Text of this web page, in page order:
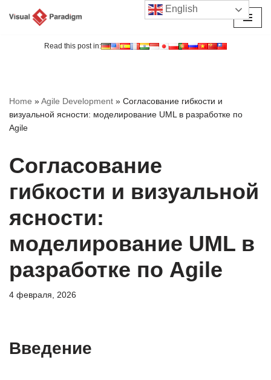
Read this post in:
Home »Agile Development » Согласование гибкости и
визуальной ясности: моделирование UML в разработке по
Agile
Согласование
гибкости и визуальной
ясности:
моделирование UML в
разработке по Agile
4 февраля, 2026
Введение
English